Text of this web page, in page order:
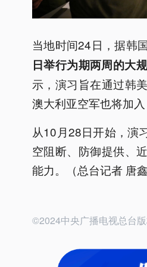
当地时间24日，据韩
日举行为期两周的大
示，演习旨在通过韩
澳大利亚空军也将加
从10月28日开始，演
空阻断、防御提供、
能力。（总台记者 唐鑫
©2024中央广播电视总台